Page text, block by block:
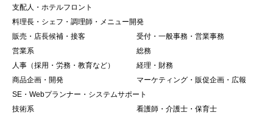
支配人・ホテルフロント
料理長・シェフ・調理師・メニュー開発
販売・店長候補・接客
受付・一般事務・営業事務
営業系
総務
人事（採用・労務・教育など）
経理・財務
商品企画・開発
マーケティング・販促企画・広報
SE・Webプランナー・システムサポート
技術系
看護師・介護士・保育士